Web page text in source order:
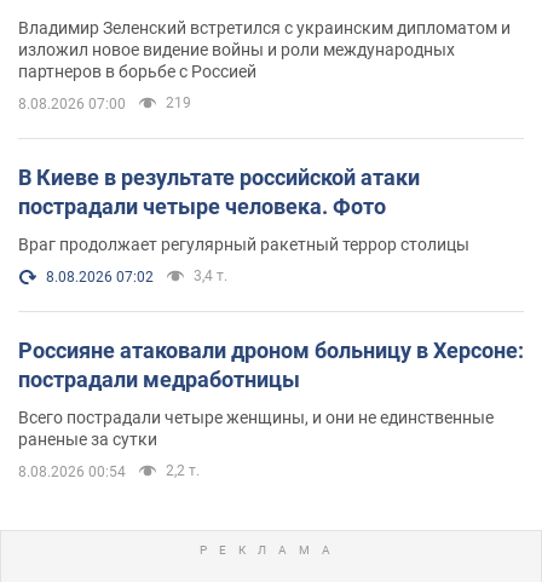
Владимир Зеленский встретился с украинским дипломатом и
изложил новое видение войны и роли международных
партнеров в борьбе с Россией
8.08.2026 07:00 219
В Киеве в результате российской атаки
пострадали четыре человека. Фото
Враг продолжает регулярный ракетный террор столицы
8.08.2026 07:02 3,4 т.
Россияне атаковали дроном больницу в Херсоне:
пострадали медработницы
Всего пострадали четыре женщины, и они не единственные
раненые за сутки
8.08.2026 00:54 2,2 т.